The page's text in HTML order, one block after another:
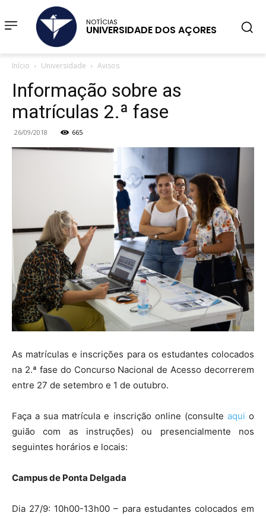
NOTÍCIAS
UNIVERSIDADE DOS AÇORES
Início Universidade Avisos
Informação sobre as
matrículas 2.ª fase
26/09/2018 665
As matrículas e inscrições para os estudantes colocados
na 2.ª fase do Concurso Nacional de Acesso decorrerem
entre 27 de setembro e 1 de outubro.
Faça a sua matrícula e inscrição online (consulte aqui o
guião com as instruções) ou presencialmente nos
seguintes horários e locais:
Campus de Ponta Delgada
Dia 27/9: 10h00-13h00 – para estudantes colocados em